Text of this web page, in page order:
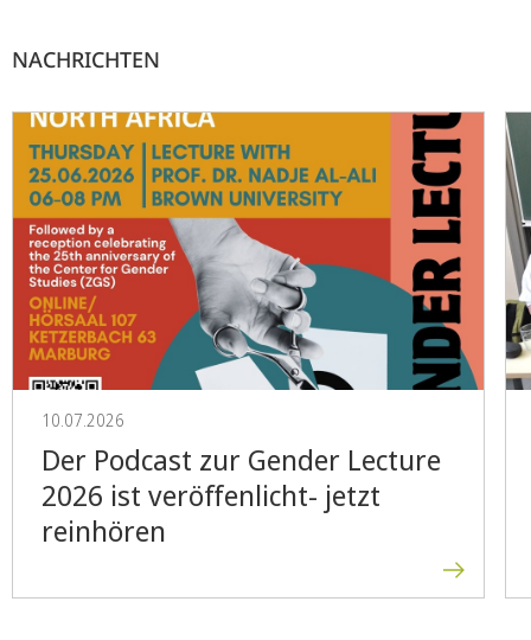
NACHRICHTEN
10.07.2026
Der Podcast zur Gender Lecture
2026 ist veröffenlicht- jetzt
reinhören